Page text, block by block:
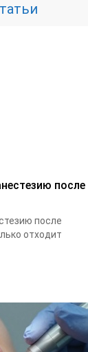
после
после
отходит